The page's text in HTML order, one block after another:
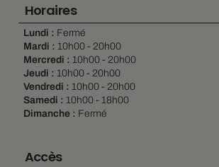
Horaires
Lundi : Fermé
Mardi : 10h00 - 20h00
Mercredi : 10h00 - 20h00
Jeudi : 10h00 - 20h00
Vendredi : 10h00 - 20h00
Samedi : 10h00 - 18h00
Dimanche : Fermé
Accès